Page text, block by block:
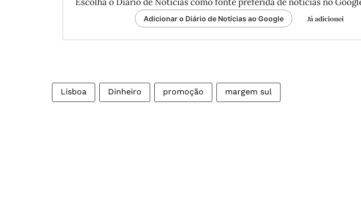
Adicionar o Diário de Notícias ao Google Já adicionei
Lisboa Dinheiro promoção margem sul